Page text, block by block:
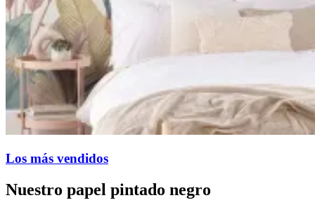
Los más vendidos
Nuestro papel pintado negro